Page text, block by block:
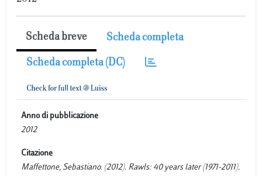
Scheda breve Scheda completa
Scheda completa (DC)
Anno di pubblicazione
2012
Citazione
Maffettone, Sebastiano. (2012). Rawls: 40 years later (1971-2011).